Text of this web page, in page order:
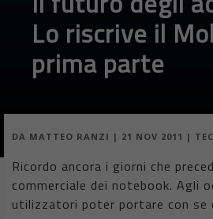
Lo riscrive il
prima parte
DA MATTEO RANZI | 21 NOV 2011 |
Ricordo ancora i giorni che
commerciale dei notebook. Agli
utilizzatori poter portare con se